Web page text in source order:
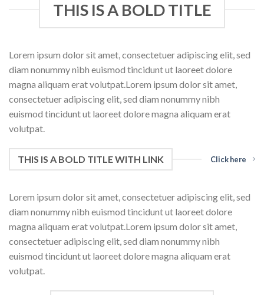
THIS IS A BOLD TITLE
Lorem ipsum dolor sit amet, consectetuer adipiscing elit, sed
diam nonummy nibh euismod tincidunt ut laoreet dolore
magna aliquam erat volutpat.Lorem ipsum dolor sit amet,
consectetuer adipiscing elit, sed diam nonummy nibh
euismod tincidunt ut laoreet dolore magna aliquam erat
volutpat.
THIS IS A BOLD TITLE WITH LINK Click here
Lorem ipsum dolor sit amet, consectetuer adipiscing elit, sed
diam nonummy nibh euismod tincidunt ut laoreet dolore
magna aliquam erat volutpat.Lorem ipsum dolor sit amet,
consectetuer adipiscing elit, sed diam nonummy nibh
euismod tincidunt ut laoreet dolore magna aliquam erat
volutpat.